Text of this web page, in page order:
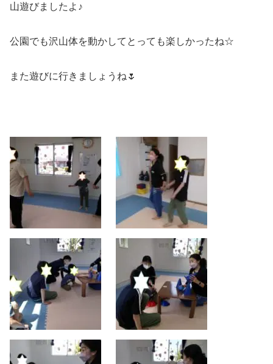
山遊びましたよ♪
公園でも沢山体を動かしてとっても楽しかったね☆
また遊びに行きましょうね🌷